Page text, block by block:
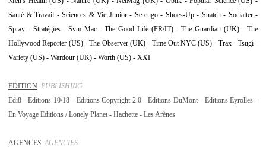
Santé & Travail - Sciences & Vie Junior - Serengo - Shoes-Up - Snatch - Socialter -
Spray - Stratégies - Svm Mac - The Good Life (FR/IT) - The Guardian (UK) - The
Hollywood Reporter (US) - The Observer (UK) - Time Out NYC (US) - Trax - Tsugi -
Variety (US) - Wardour (UK) - Worth (US) - XXI
EDITION PUBLISHING
Edi8 - Editions 10/18 - Editions Copyright 2.0 - Editions DuMont - Editions Eyrolles -
En Voyage Editions / Lonely Planet - Hachette - Les Arènes
AGENCES AGENCIES